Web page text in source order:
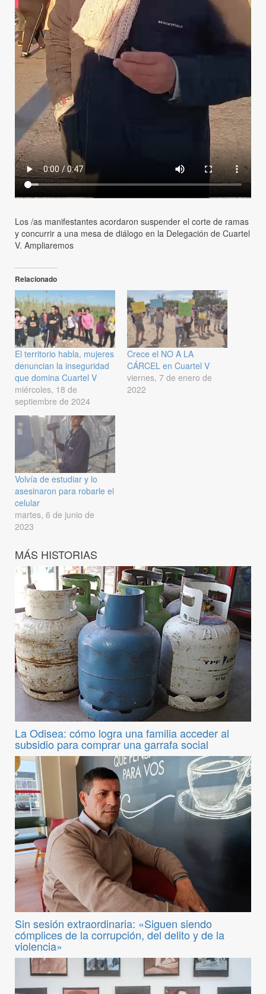
Los /as manifestantes acordaron suspender el corte de ramas
y concurrir a una mesa de diálogo en la Delegación de Cuartel
V. Ampliaremos
Relacionado
El territorio habla, mujeres
denuncian la inseguridad
que domina Cuartel V
miércoles, 18 de
septiembre de 2024
Crece el NO A LA
CÁRCEL en Cuartel V
viernes, 7 de enero de
2022
Volvía de estudiar y lo
asesinaron para robarle el
celular
martes, 6 de junio de
2023
MÁS HISTORIAS
La Odisea: cómo logra una familia acceder al
subsidio para comprar una garrafa social
Sin sesión extraordinaria: «Siguen siendo
cómplices de la corrupción, del delito y de la
violencia»